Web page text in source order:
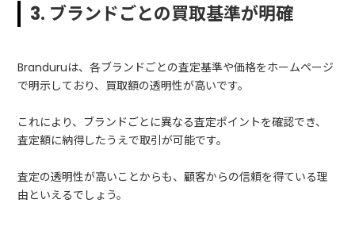
3. ブランドごとの買取基準が明確
Branduruは、各ブランドごとの査定基準や価格をホームページ
で明示しており、買取額の透明性が高いです。
これにより、ブランドごとに異なる査定ポイントを確認でき、
査定額に納得したうえで取引が可能です。
査定の透明性が高いことからも、顧客からの信頼を得ている理
由といえるでしょう。